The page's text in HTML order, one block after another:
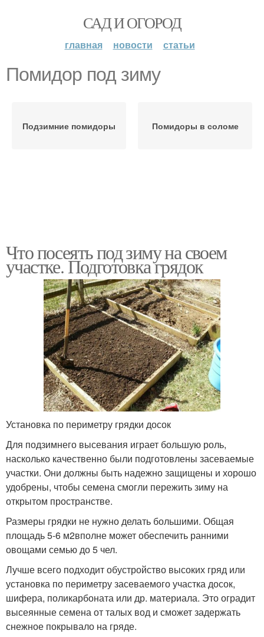
САД И ОГОРОД
главная новости статьи
Помидор под зиму
Подзимние помидоры Помидоры в соломе
Что посеять под зиму на своем
участке. Подготовка грядок
Установка по периметру грядки досок
Для подзимнего высевания играет большую роль,
насколько качественно были подготовлены засеваемые
участки. Они должны быть надежно защищены и хорошо
удобрены, чтобы семена смогли пережить зиму на
открытом пространстве.
Размеры грядки не нужно делать большими. Общая
площадь 5-6 м2вполне может обеспечить ранними
овощами семью до 5 чел.
Лучше всего подходит обустройство высоких гряд или
установка по периметру засеваемого участка досок,
шифера, поликарбоната или др. материала. Это оградит
высеянные семена от талых вод и сможет задержать
снежное покрывало на гряде.